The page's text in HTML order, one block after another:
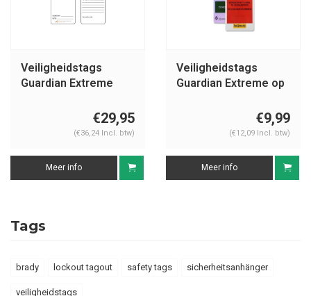
Veiligheidstags
Guardian Extreme
€29,95
(€36,24 Incl. btw)
Meer info
Veiligheidstags
Guardian Extreme op
€9,99
(€12,09 Incl. btw)
Meer info
Tags
brady lockout tagout safety tags sicherheitsanhänger
veiligheidstags